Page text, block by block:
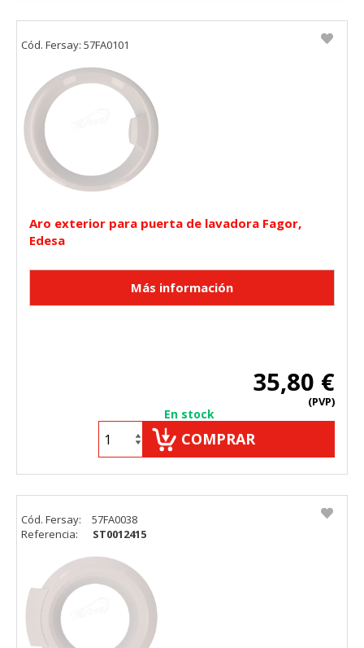
Aro exterior para puerta de lavadora Fagor,
Edesa
35,80 €
(PVP)
En stock
COMPRAR
Cód. Fersay: 57FA0101
Cód. Fersay:
57FA0038
Referencia:
ST0012415